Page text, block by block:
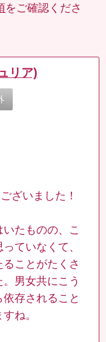
をご確認くださ
リア)
ざいました！
たものの、こ
ていなくて、
ことがたくさ
男女共にこう
存されること
ね。